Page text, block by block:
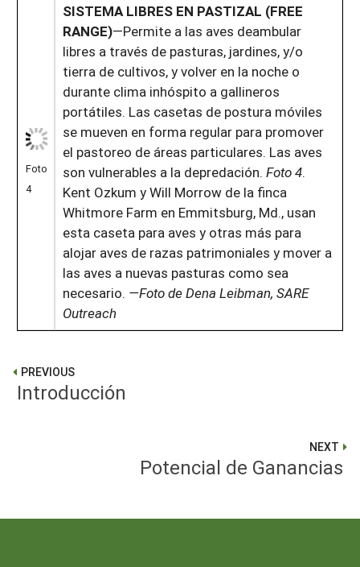
Foto
4
SISTEMA LIBRES EN PASTIZAL (FREE
RANGE)—Permite a las aves deambular
libres a través de pasturas, jardines, y/o
tierra de cultivos, y volver en la noche o
durante clima inhóspito a gallineros
portátiles. Las casetas de postura móviles
se mueven en forma regular para promover
el pastoreo de áreas particulares. Las aves
son vulnerables a la depredación. Foto 4.
Kent Ozkum y Will Morrow de la finca
Whitmore Farm en Emmitsburg, Md., usan
esta caseta para aves y otras más para
alojar aves de razas patrimoniales y mover a
las aves a nuevas pasturas como sea
necesario. —Foto de Dena Leibman, SARE
Outreach
PREVIOUS
Introducción
NEXT
Potencial de Ganancias